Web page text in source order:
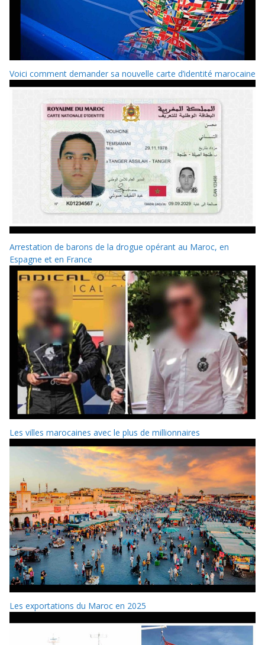
Voici comment demander sa nouvelle carte d’identité marocaine
Arrestation de barons de la drogue opérant au Maroc, en
Espagne et en France
Les villes marocaines avec le plus de millionnaires
Les exportations du Maroc en 2025